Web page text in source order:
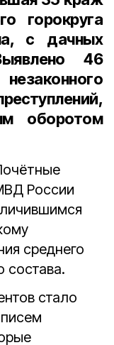
горокруга
с дачных
46
оборотом
России
среднего
состава.
стало